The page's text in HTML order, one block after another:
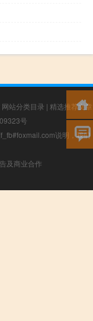
网站分类目录 | 精选推荐文章
号
说明，我们
及商业合作